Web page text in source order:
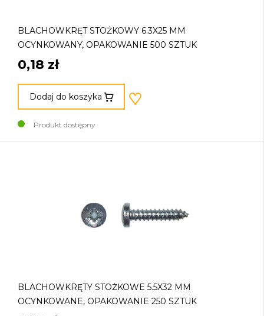
BLACHOWKRĘT STOŻKOWY 6.3X25 MM
OCYNKOWANY, OPAKOWANIE 500 SZTUK
0,18 zł
Dodaj do koszyka
Produkt dostępny
BLACHOWKRĘTY STOŻKOWE 5.5X32 MM
OCYNKOWANE, OPAKOWANIE 250 SZTUK